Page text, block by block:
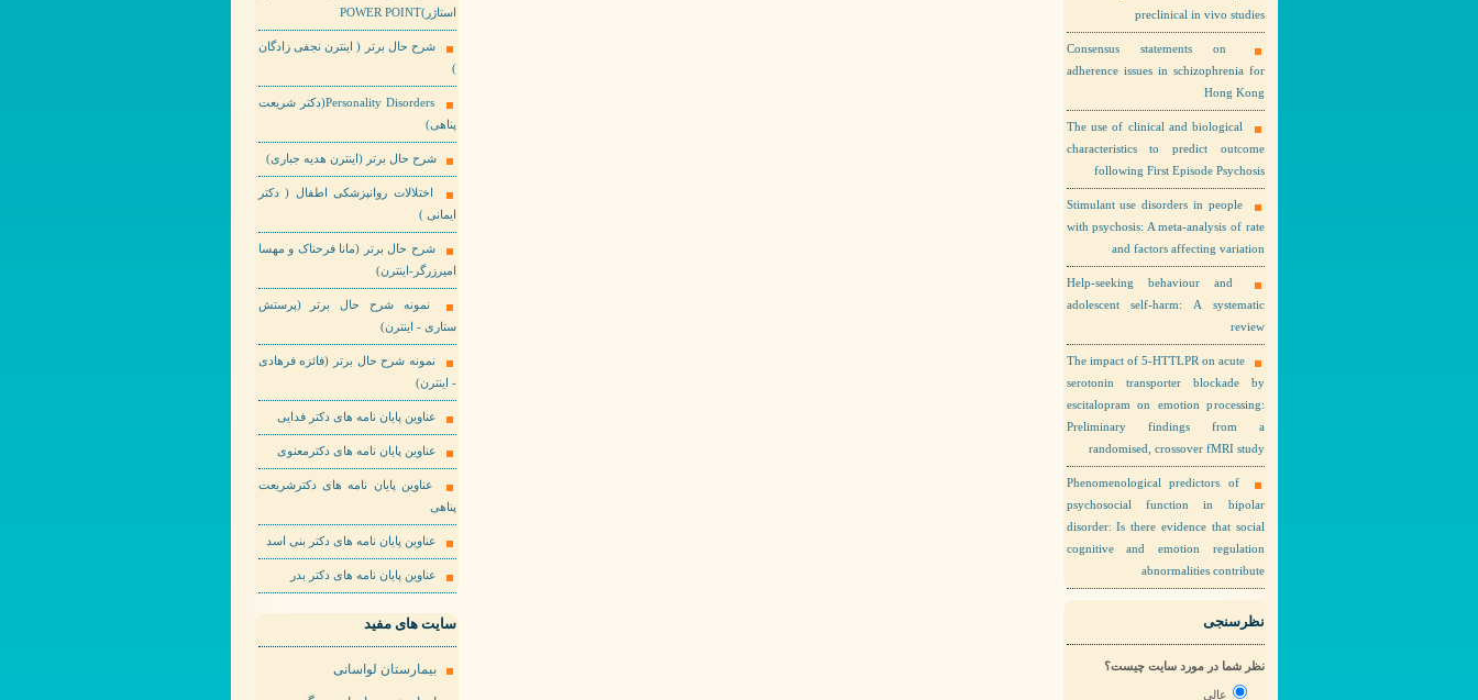
preclinical in vivo studies
Consensus statements on
adherence issues in schizophrenia for
Hong Kong
The use of clinical and biological
characteristics to predict outcome
following First Episode Psychosis
Stimulant use disorders in people
with psychosis: A meta-analysis of rate
and factors affecting variation
Help-seeking behaviour and
adolescent self-harm: A systematic
review
The impact of 5-HTTLPR on acute
serotonin transporter blockade by
escitalopram on emotion processing:
Preliminary findings from a
randomised, crossover fMRI study
Phenomenological predictors of
psychosocial function in bipolar
disorder: Is there evidence that social
cognitive and emotion regulation
abnormalities contribute
نظرسنجی
نظر شما در مورد سایت چیست؟
عالی
استاژر)POWER POINT
شرح حال برتر ( اینترن نجفی زادگان
)
Personality Disorders(دکتر شریعت
پناهی)
شرح حال برتر (اینترن هدیه جباری)
اختلالات روانپزشکی اطفال ( دکتر
ایمانی )
شرح حال برتر (مانا فرحناک و مهسا
امیرزرگر-اینترن)
نمونه شرح حال برتر (پرستش
ستاری - اینترن)
نمونه شرح حال برتر (فائزه فرهادی
- اینترن)
عناوین پایان نامه های دکتر فدایی
عناوین پایان نامه های دکترمعنوی
عناوین پایان نامه های دکترشریعت
پناهی
عناوین پایان نامه های دکتر بنی اسد
عناوین پایان نامه های دکتر بدر
سایت های مفید
بیمارستان لواسانی